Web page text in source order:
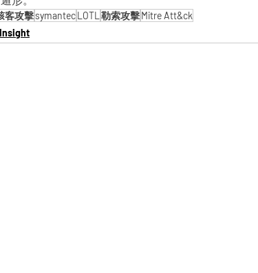
客攻擊symantecLOTL 勒索攻擊Mitre Att&ck